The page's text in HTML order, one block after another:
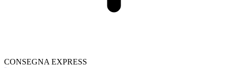
CONSEGNA EXPRESS